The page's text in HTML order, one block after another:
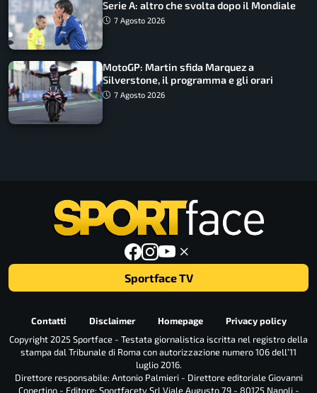
Serie A: altro che svolta dopo il Mondiale
7 Agosto 2026
MotoGP: Martin sfida Marquez a
Silverstone, il programma e gli orari
7 Agosto 2026
Sportface TV
Contatti Disclaimer Homepage
Privacy policy
Copyright 2025 Sportface - Testata giornalistica iscritta nel registro della
stampa dal Tribunale di Roma con autorizzazione numero 106 dell’11
luglio 2016.
Direttore responsabile: Antonio Palmieri - Direttore editoriale Giovanni
Copertino - Editore: Sportfacetv Srl Viale Augusto 79 - 80125 Napoli -